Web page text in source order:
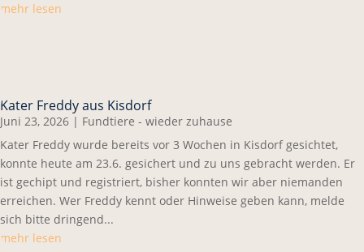
mehr lesen
Kater Freddy aus Kisdorf
Juni 23, 2026 | Fundtiere - wieder zuhause
Kater Freddy wurde bereits vor 3 Wochen in Kisdorf gesichtet,
konnte heute am 23.6. gesichert und zu uns gebracht werden. Er
ist gechipt und registriert, bisher konnten wir aber niemanden
erreichen. Wer Freddy kennt oder Hinweise geben kann, melde
sich bitte dringend...
mehr lesen